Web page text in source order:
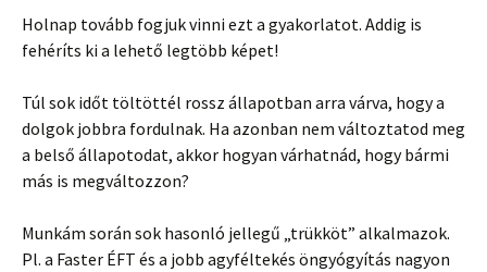
Holnap tovább fogjuk vinni ezt a gyakorlatot. Addig is
fehéríts ki a lehető legtöbb képet!
Túl sok időt töltöttél rossz állapotban arra várva, hogy a
dolgok jobbra fordulnak. Ha azonban nem változtatod meg
a belső állapotodat, akkor hogyan várhatnád, hogy bármi
más is megváltozzon?
Munkám során sok hasonló jellegű „trükköt” alkalmazok.
Pl. a Faster ÉFT és a jobb agyféltekés öngyógyítás nagyon